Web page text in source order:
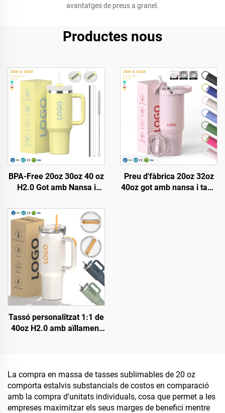
avantatges de preus a granel.
Productes nous
BPA-Free 20oz 30oz 40 oz
H2.0 Got amb Nansa i
Posicions per Viatge Copa
Aïllada d'Acer Inoxidable
Preu d'fàbrica 20oz 32oz
40oz got amb nansa i tapa
Tassó personalitzat 1:1 de
40oz H2.0 amb aïllament
per al Dia de Sant Valentí i
excursions
La compra en massa de tasses sublimables de 20 oz
comporta estalvis substancials de costos en comparació
amb la compra d'unitats individuals, cosa que permet a les
empreses maximitzar els seus marges de benefici mentre